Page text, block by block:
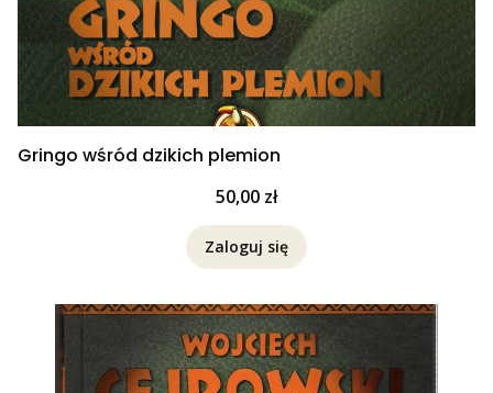
Gringo wśród dzikich plemion
Cena
50,00 zł
Zaloguj się